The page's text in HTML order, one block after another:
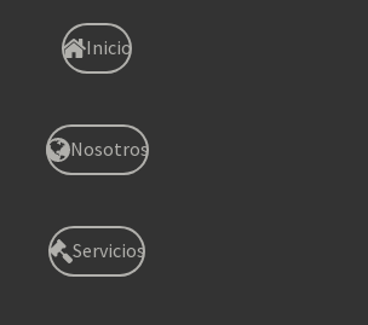
Inicio
Nosotros
Servicios